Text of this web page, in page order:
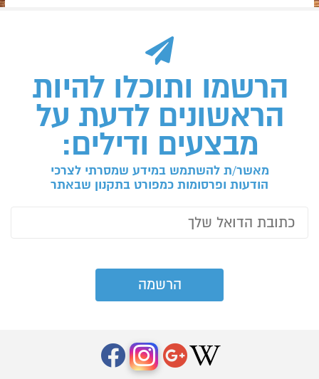
הרשמו ותוכלו להיות
הראשונים לדעת על
מבצעים ודילים:
מאשר/ת להשתמש במידע שמסרתי לצרכי
הודעות ופרסומות כמפורט בתקנון שבאתר